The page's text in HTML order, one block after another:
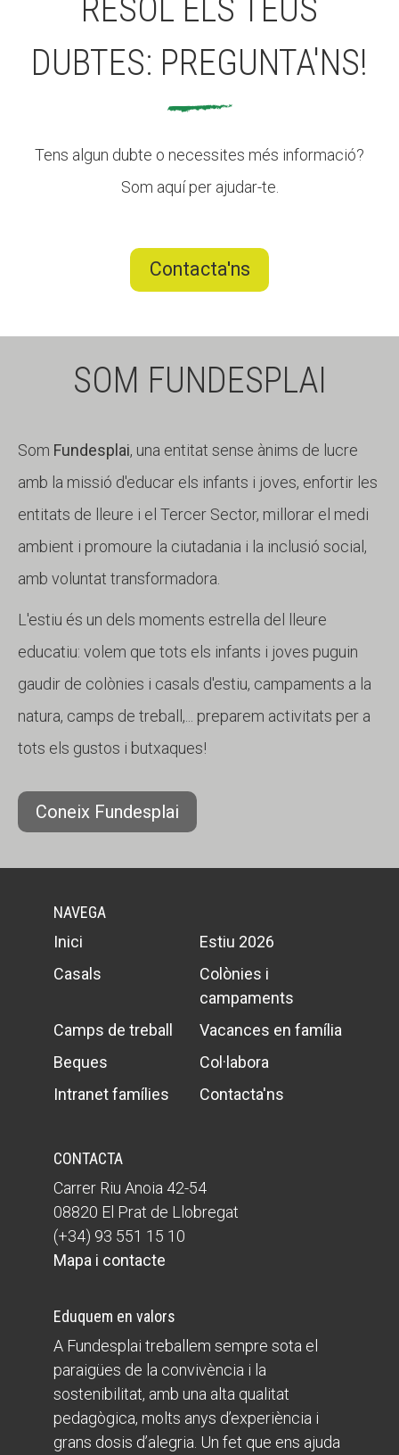
RESOL ELS TEUS
DUBTES: PREGUNTA'NS!
Tens algun dubte o necessites més informació?
Som aquí per ajudar-te.
Contacta'ns
SOM FUNDESPLAI
Som Fundesplai, una entitat sense ànims de lucre
amb la missió d'educar els infants i joves, enfortir les
entitats de lleure i el Tercer Sector, millorar el medi
ambient i promoure la ciutadania i la inclusió social,
amb voluntat transformadora.
L'estiu és un dels moments estrella del lleure
educatiu: volem que tots els infants i joves puguin
gaudir de colònies i casals d'estiu, campaments a la
natura, camps de treball,... preparem activitats per a
tots els gustos i butxaques!
Coneix Fundesplai
NAVEGA
Inici
Estiu 2026
Casals
Colònies i
campaments
Camps de treball
Vacances en família
Beques
Col·labora
Intranet famílies
Contacta'ns
CONTACTA
Carrer Riu Anoia 42-54
08820 El Prat de Llobregat
(+34) 93 551 15 10
Mapa i contacte
Eduquem en valors
A Fundesplai treballem sempre sota el
paraigües de la convivència i la
sostenibilitat, amb una alta qualitat
pedagògica, molts anys d’experiència i
grans dosis d’alegria. Un fet que ens ajuda